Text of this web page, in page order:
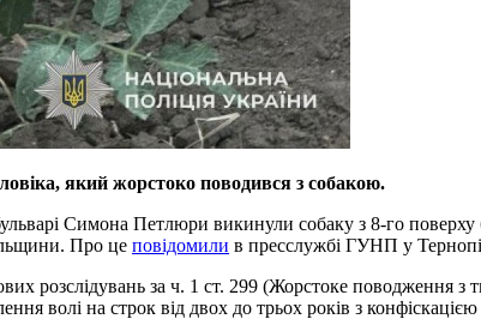
який жорстоко поводився з собакою.
Симона Петлюри викинули собаку з 8-го
Про це повідомили в пресслужбі ГУНП у
розслідувань за ч. 1 ст. 299 (Жорстоке поводження
волі на строк від двох до трьох років з